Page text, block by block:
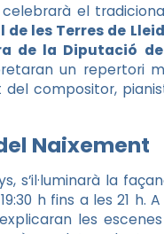
celebrarà el
les Terres de
de la Diputació
un repertori
compositor,
Naixement
s’il·luminarà la
h fins a les 21 h.
les